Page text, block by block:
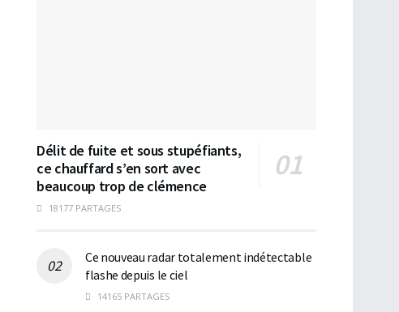
Délit de fuite et sous stupéfiants,
ce chauffard s’en sort avec
beaucoup trop de clémence
18177 PARTAGES
Ce nouveau radar totalement indétectable
flashe depuis le ciel
14165 PARTAGES